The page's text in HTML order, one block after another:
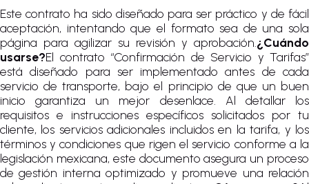
Este contrato ha sido diseñado para ser práctico y de fácil
aceptación, intentando que el formato sea de una sola
página para agilizar su revisión y aprobación. ¿Cuándo
usarse?El contrato “Confirmación de Servicio y Tarifas”
está diseñado para ser implementado antes de cada
servicio de transporte, bajo el principio de que un buen
inicio garantiza un mejor desenlace. Al detallar los
requisitos e instrucciones específicos solicitados por tu
cliente, los servicios adicionales incluidos en la tarifa, y los
términos y condiciones que rigen el servicio conforme a la
legislación mexicana, este documento asegura un proceso
de gestión interna optimizado y promueve una relación